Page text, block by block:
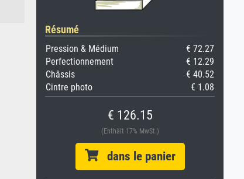
Résumé
Pression & Médium
€ 72.27
Perfectionnement
€ 12.29
Châssis
€ 40.52
Cintre photo
€ 1.08
€ 126.15
(Enthält 17% MwSt.)
dans le panier